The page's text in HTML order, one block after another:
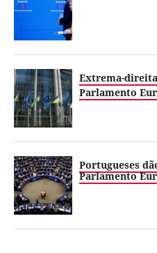
Extrema-
Parlamento
Portugueses
Parlamento